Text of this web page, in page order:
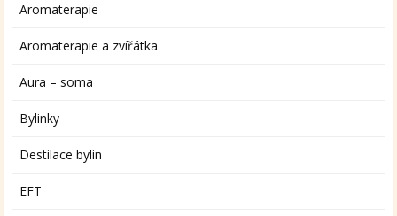
Aromaterapie
Aromaterapie a zvířátka
Aura – soma
Bylinky
Destilace bylin
EFT